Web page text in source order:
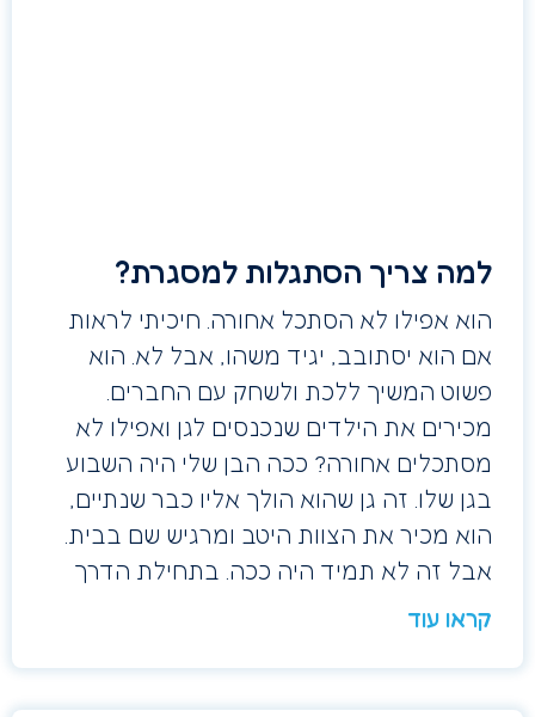
למה צריך הסתגלות למסגרת?
הוא אפילו לא הסתכל אחורה. חיכיתי לראות
אם הוא יסתובב, יגיד משהו, אבל לא. הוא
פשוט המשיך ללכת ולשחק עם החברים.
מכירים את הילדים שנכנסים לגן ואפילו לא
מסתכלים אחורה? ככה הבן שלי היה השבוע
בגן שלו. זה גן שהוא הולך אליו כבר שנתיים,
הוא מכיר את הצוות היטב ומרגיש שם בבית.
אבל זה לא תמיד היה ככה. בתחילת הדרך
קראו עוד